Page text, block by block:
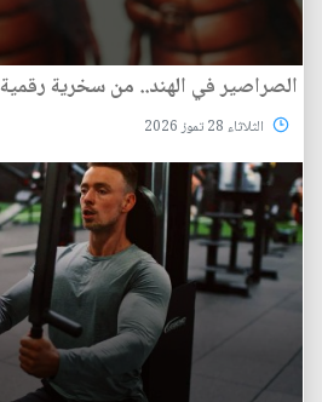
الصراصير في الهند.. من سخرية
الثلاثاء 28 تموز 2026